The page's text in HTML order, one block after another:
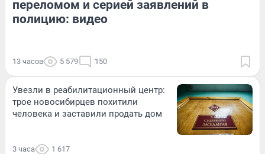
переломом и серией заявлений в
полицию: видео
13 часов 5 579 150
Увезли в реабилитационный центр:
трое новосибирцев похитили
человека и заставили продать дом
3 часа 1 617